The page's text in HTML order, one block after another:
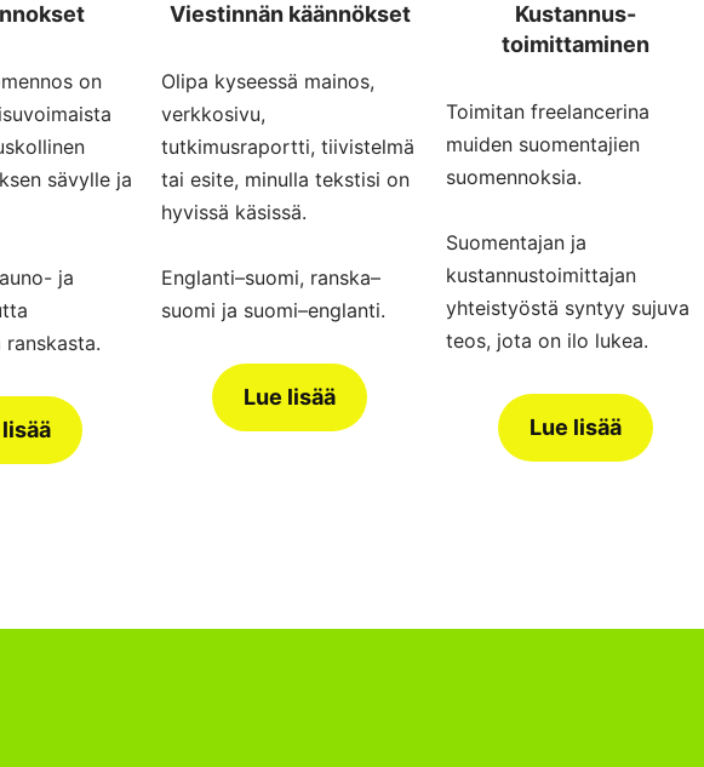
on
sävylle ja
ja
ranskasta.
Viestinnän käännökset
Olipa kyseessä mainos,
verkkosivu,
tutkimusraportti, tiivistelmä
tai esite, minulla tekstisi on
hyvissä käsissä.
Englanti–suomi, ranska–
suomi ja suomi–englanti.
Lue lisää
Kustannus-
toimittaminen
Toimitan freelancerina
muiden suomentajien
suomennoksia.
Suomentajan ja
kustannustoimittajan
yhteistyöstä syntyy sujuva
teos, jota on ilo lukea.
Lue lisää